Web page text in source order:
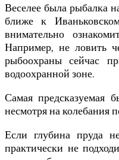
Веселее была рыбалка
ближе к
внимательно
Например, не ловить
рыбоохраны сейчас
водоохранной зоне.
Самая предсказуемая
несмотря на колебания
Если глубина пруда
практически не